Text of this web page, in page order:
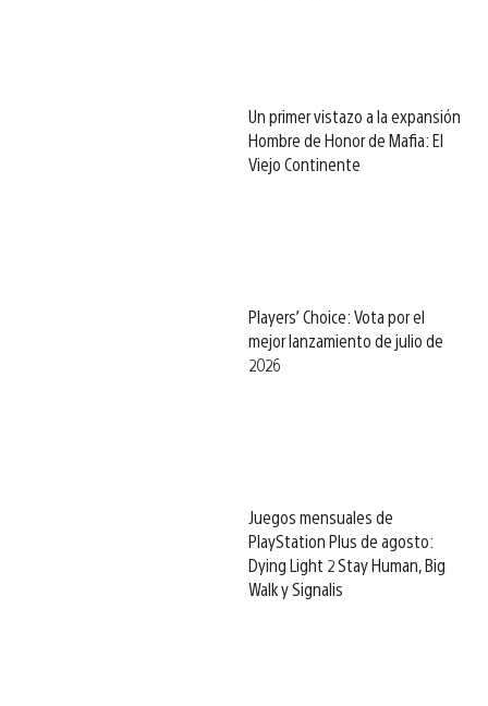
Un primer vistazo a la expansión
Hombre de Honor de Mafia: El
Viejo Continente
Players’ Choice: Vota por el
mejor lanzamiento de julio de
2026
Juegos mensuales de
PlayStation Plus de agosto:
Dying Light 2 Stay Human, Big
Walk y Signalis